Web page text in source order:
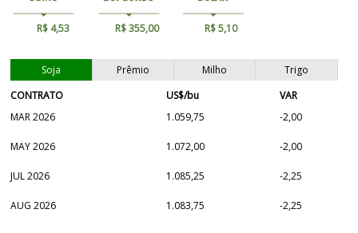
R$ 4,53 R$ 355,00 R$ 5,10
Soja Prêmio Milho
Trigo
CONTRATO
US$/bu
VAR
MAR 2026
1.059,75 -2,00
MAY 2026 1.072,00 -2,00
JUL 2026 1.085,25 -2,25
AUG 2026 1.083,75 -2,25